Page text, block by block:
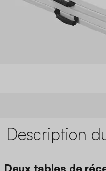
Description
Deux tables de